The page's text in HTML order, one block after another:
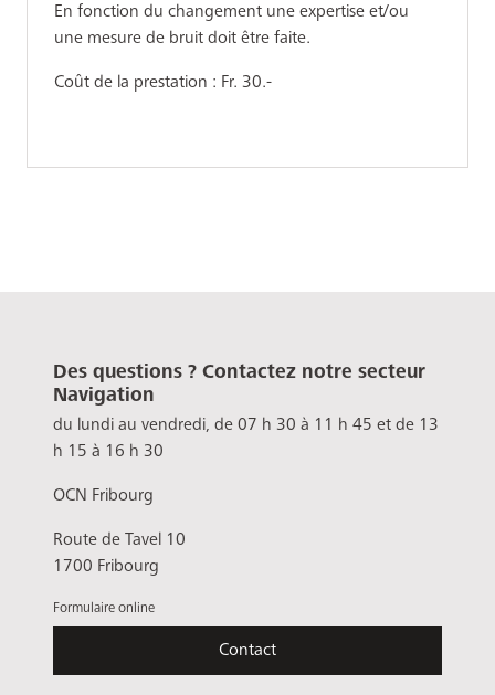
En fonction du changement une expertise et/ou
une mesure de bruit doit être faite.
Coût de la prestation : Fr. 30.-
Des questions ? Contactez notre secteur
Navigation
du lundi au vendredi, de 07 h 30 à 11 h 45 et de 13
h 15 à 16 h 30
OCN Fribourg
Route de Tavel 10
1700 Fribourg
Formulaire online
Contact